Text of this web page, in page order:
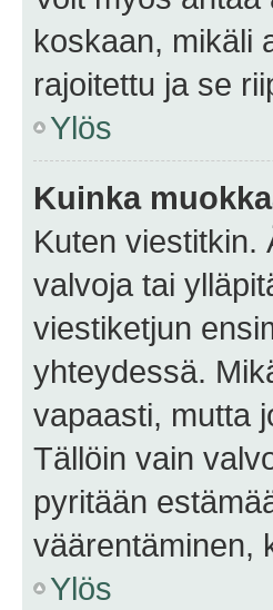
koskaan, mikäli
rajoitettu ja se
Ylös
Kuinka
Kuten viestitkin.
valvoja tai
viestiketjun
yhteydessä.
vapaasti, mutta
Tällöin vain
pyritään
väärentäminen,
Ylös